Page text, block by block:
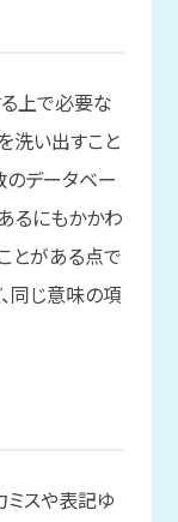
上で必要な
洗い出すこと
のデータベー
るにもかかわ
とがある点で
同じ意味の項
ミスや表記ゆ